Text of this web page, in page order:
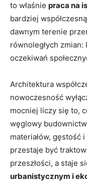
to właśnie praca na
bardziej
dawnym terenie
równoległych
oczekiwań
Architektura
nowoczesność
mocniej liczy się to,
węglowy
materiałów, gęstość
przestaje być
przeszłości, a staje
urbanistycznym i